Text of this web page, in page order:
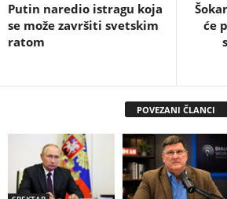
Putin naredio istragu koja
se može završiti svetskim
ratom
će
POVEZANI ČLANCI